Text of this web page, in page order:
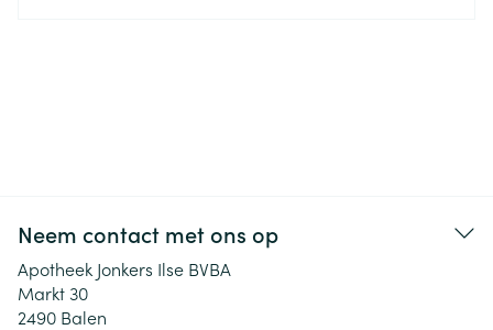
Neem contact met ons op
Apotheek Jonkers Ilse BVBA
Markt 30
2490 Balen